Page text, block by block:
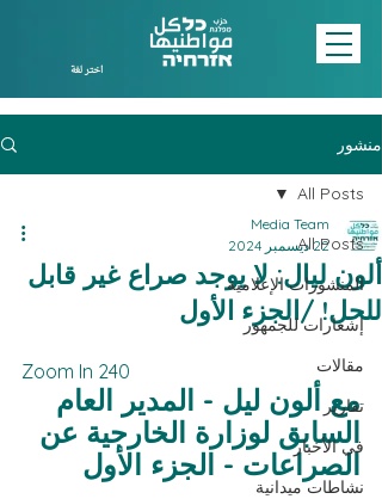
اختر لغة
منشور
All Posts
المنشورات الإعلامية
إشعارات للجمهور
مقالات
تقارير
في الأخبار
نشاطات ميدانية
All Posts
ألون ليال: لا يوجد صراع غير قابل
للحل! /الجزء الأول
Media Team
22 ديسمبر 2024
Zoom In 240
مع ألون ليل - المدير العام
السابق لوزارة الخارجية عن
الصراعات - الجزء الأول